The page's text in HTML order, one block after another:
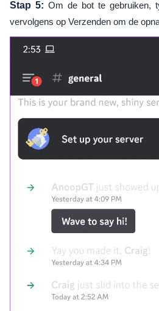
Stap 5: Om de bot te gebruiken,
vervolgens op Verzenden om de